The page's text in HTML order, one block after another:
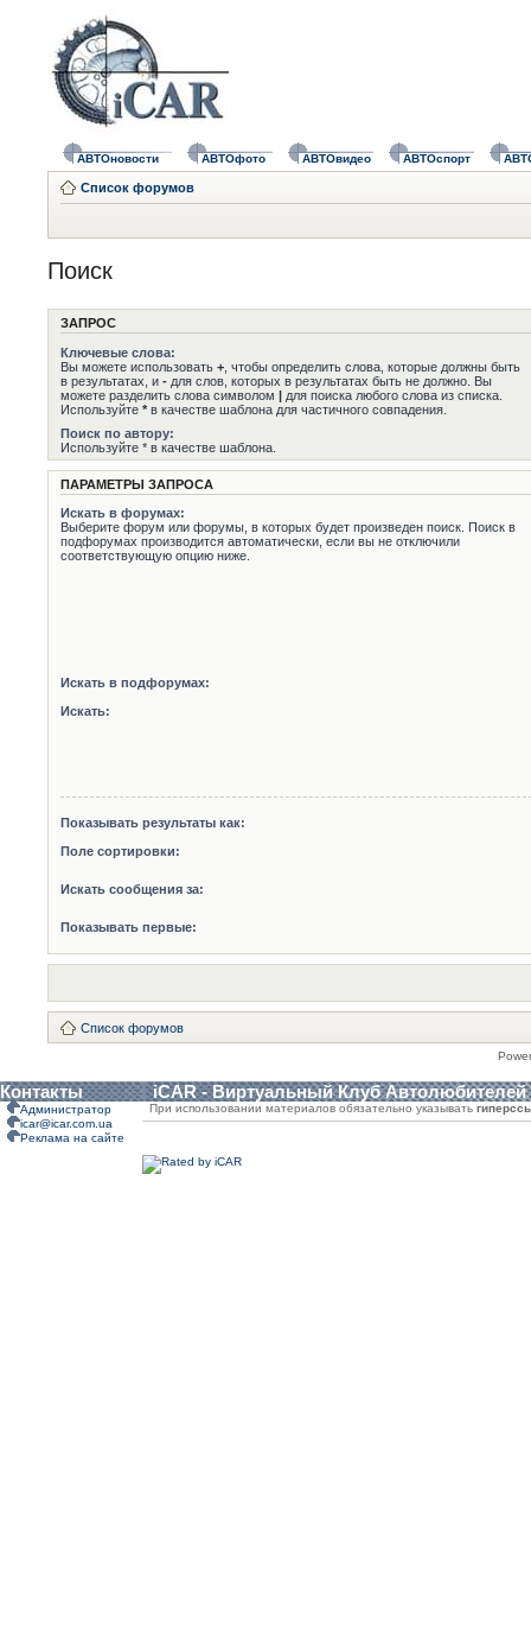
АВТОновости АВТОфото АВТОвидео АВТОспорт
Список форумов
Поиск
ЗАПРОС
Ключевые слова:
Вы можете использовать + , чтобы определить слова, которые должны быть
в результатах, и - для слов, которых в результатах быть не должно. Вы
можете разделить слова символом | для поиска любого слова из списка.
Используйте * в качестве шаблона для частичного совпадения.
Поиск по автору:
Используйте * в качестве шаблона.
ПАРАМЕТРЫ ЗАПРОСА
Искать в форумах:
Выберите форум или форумы, в которых будет произведен поиск. Поиск в
подфорумах производится автоматически, если вы не отключили
соответствующую опцию ниже.
Искать в подфорумах:
Искать:
Показывать результаты как:
Поле сортировки:
Искать сообщения за:
Показывать первые:
Список форумов
Контакты iCAR - Виртуальный Клуб Автолюбителей
Администратор
icar@icar.com.ua
Реклама на сайте
При использовании материалов обязательно указывать